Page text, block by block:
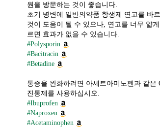
원을 방문하는 것이 좋습니다.
초기 병변에 일반의약품 항생제 연고를 바
것이 도움이 될 수 있으나, 연고를 너무 얇
르면 효과가 없을 수 있습니다.
#Polysporin
#Bacitracin
#Betadine
통증을 완화하려면 아세트아미노펜과 같은
진통제를 사용하십시오.
#Ibuprofen
#Naproxen
#Acetaminophen